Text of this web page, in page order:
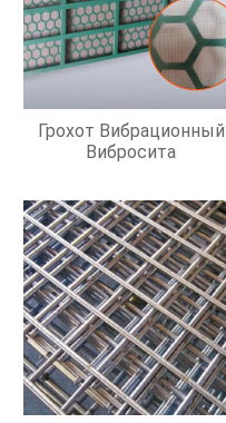
Грохот Вибрационный
Вибросита